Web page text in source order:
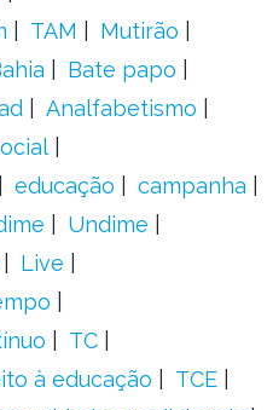
TAM
Mutirão
Bate papo
Analfabetismo
educação
campanha
Undime
Live
TC
à educação
TCE